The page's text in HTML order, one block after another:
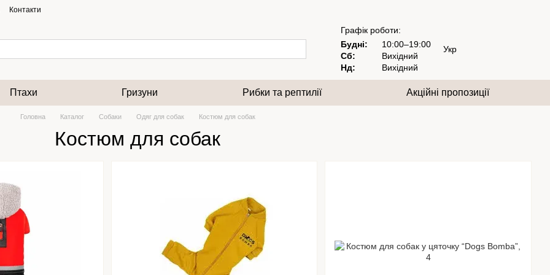
Контакти
Графік роботи:
Будні:
10:00–19:00
Сб:
Вихідний
Нд:
Вихідний
Укр
Птахи Гризуни Рибки та рептилії Акційні пропозиції
Головна Каталог Собаки Одяг для собак Костюм для собак
Костюм для собак